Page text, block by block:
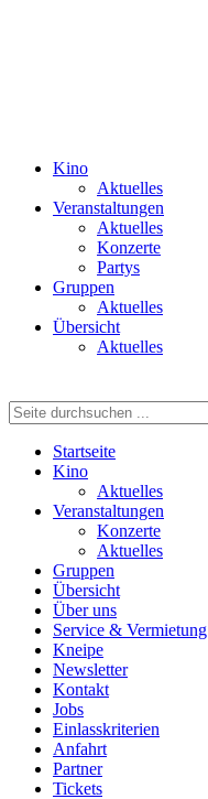
Kino
Aktuelles
Veranstaltungen
Aktuelles
Konzerte
Partys
Gruppen
Aktuelles
Übersicht
Aktuelles
Startseite
Kino
Aktuelles
Veranstaltungen
Konzerte
Aktuelles
Gruppen
Übersicht
Über uns
Service & Vermietung
Kneipe
Newsletter
Kontakt
Jobs
Einlasskriterien
Anfahrt
Partner
Tickets